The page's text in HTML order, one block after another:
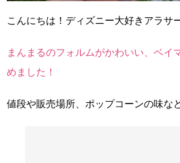
こんにちは！ディズニー大好きアラサ
まんまるのフォルムがかわいい、ベイ
めました！
値段や販売場所、ポップコーンの味な